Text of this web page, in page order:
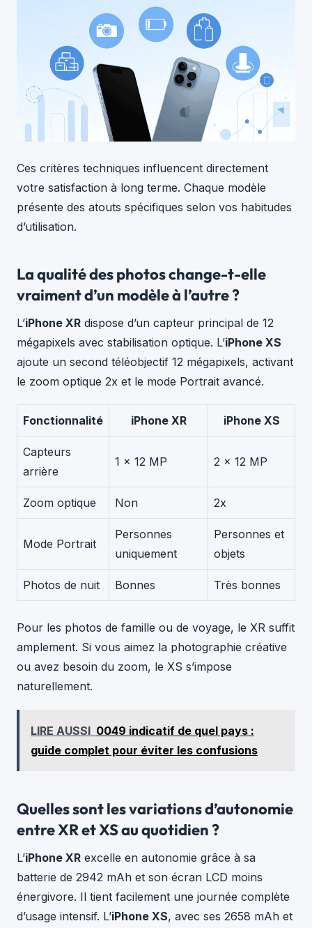
Ces critères techniques influencent directement
votre satisfaction à long terme. Chaque modèle
présente des atouts spécifiques selon vos habitudes
d’utilisation.
La qualité des photos change-t-elle
vraiment d’un modèle à l’autre ?
L’iPhone XR dispose d’un capteur principal de 12
mégapixels avec stabilisation optique. L’iPhone XS
ajoute un second téléobjectif 12 mégapixels, activant
le zoom optique 2x et le mode Portrait avancé.
Fonctionnalité iPhone XR iPhone XS
Capteurs
arrière
1 x 12 MP 2 x 12 MP
Zoom optique Non 2x
Mode Portrait
Personnes
uniquement
Personnes et
objets
Photos de nuit Bonnes Très bonnes
Pour les photos de famille ou de voyage, le XR suffit
amplement. Si vous aimez la photographie créative
ou avez besoin du zoom, le XS s’impose
naturellement.
LIRE AUSSI 0049 indicatif de quel pays :
guide complet pour éviter les confusions
Quelles sont les variations d’autonomie
entre XR et XS au quotidien ?
L’iPhone XR excelle en autonomie grâce à sa
batterie de 2942 mAh et son écran LCD moins
énergivore. Il tient facilement une journée complète
d’usage intensif. L’iPhone XS, avec ses 2658 mAh et